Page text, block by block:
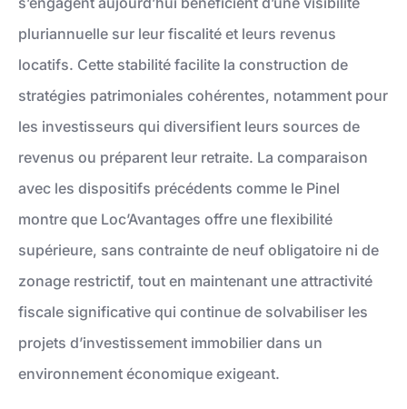
pluriannuelle sur leur fiscalité et leurs revenus
locatifs. Cette stabilité facilite la construction de
stratégies patrimoniales cohérentes, notamment pour
les investisseurs qui diversifient leurs sources de
revenus ou préparent leur retraite. La comparaison
avec les dispositifs précédents comme le Pinel
montre que Loc’Avantages offre une flexibilité
supérieure, sans contrainte de neuf obligatoire ni de
zonage restrictif, tout en maintenant une attractivité
fiscale significative qui continue de solvabiliser les
projets d’investissement immobilier dans un
environnement économique exigeant.